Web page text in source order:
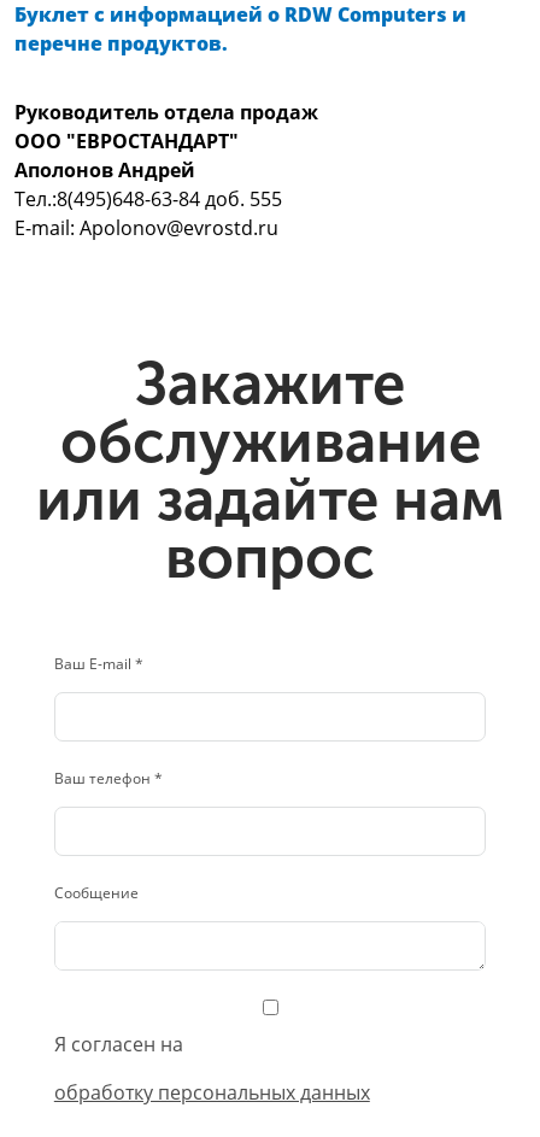
Буклет с информацией о RDW Computers и
перечне продуктов.
Руководитель отдела продаж
ООО "ЕВРОСТАНДАРТ"
Аполонов Андрей
Тел.:8(495)648-63-84 доб. 555
E-mail: Apolonov@evrostd.ru
Закажите
обслуживание
или задайте нам
вопрос
Ваш E-mail *
Ваш телефон *
Сообщение
Я согласен на
обработку персональных данных